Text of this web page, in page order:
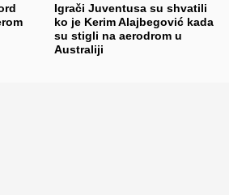
Igrači Juventusa su shvatili
ko je Kerim Alajbegović kada
su stigli na aerodrom u
Australiji